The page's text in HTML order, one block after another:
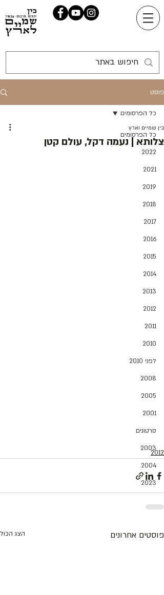
פוסט
כל הפרסומים
2022
2021
2019
2018
2017
2016
2015
2014
2013
2012
2011
2010
לפני 2010
2008
2005
2001
סרטונים
2003
2004
2023
כל הפרסומים
צלותא | נעמה דקל, עולם קטן
בין שמיים וארץ
2012
פוסטים אחרונים הצג הכול